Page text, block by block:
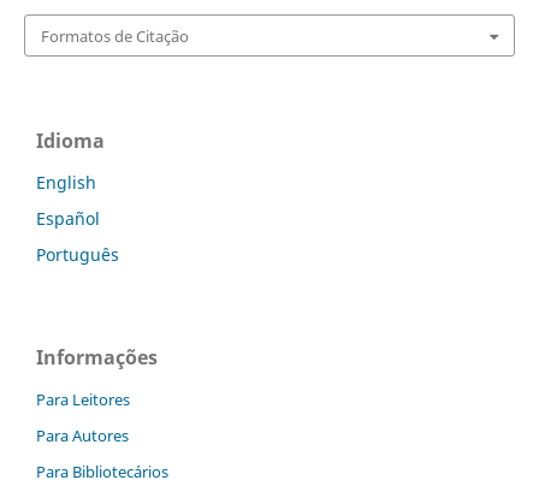
Formatos de Citação
Idioma
English
Español
Português
Informações
Para Leitores
Para Autores
Para Bibliotecários